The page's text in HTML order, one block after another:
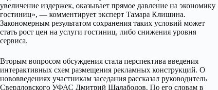
увеличение издержек, оказывает прямое давление на экономику
гостиниц», — комментирует эксперт Тамара Клишина.
Закономерным результатом сохранения таких условий может
стать рост цен на услуги гостиниц, либо снижения уровня
сервиса.
Вторым вопросом обсуждения стала перспектива введения
интерактивных схем размещения рекламных конструкций. О
нововведениях участникам заседания рассказал руководитель
Свердловского УФАС Дмитрий Шалабодов. По его словам в